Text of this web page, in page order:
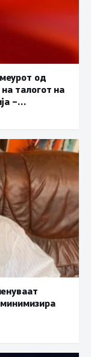
од
талогот на
–